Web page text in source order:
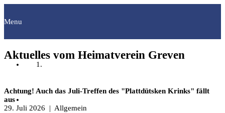
Menu
Aktuelles vom Heimatverein Greven
Achtung! Auch das Juli-Treffen des "Plattdütsken Krinks" fällt
aus
29. Juli 2026 | Allgemein